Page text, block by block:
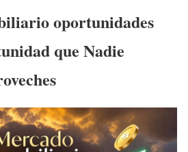
oportunidades
que Nadie